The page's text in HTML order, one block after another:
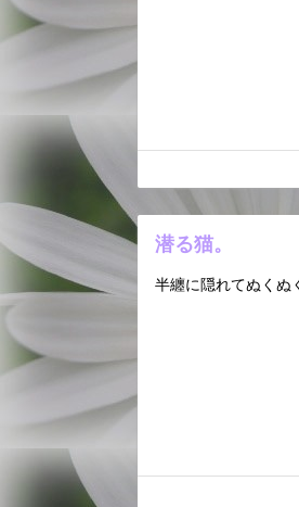
潜る猫。
半纏に隠れてぬくぬ